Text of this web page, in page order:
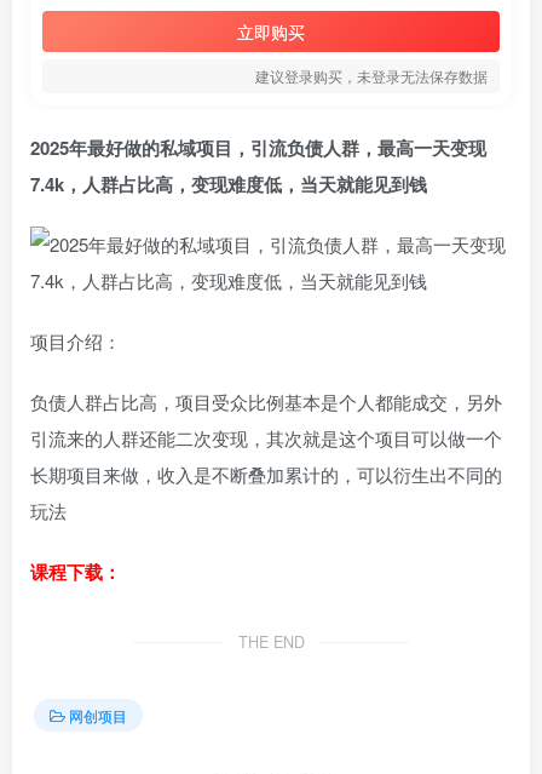
立即购买
建议登录购买，未登录无法保存数据
2025年最好做的私域项目 ，引流负债人群，最高一天变现
7.4k，人群占比高，变现难度低，当天就能见到钱
项目介绍：
负债人群占比高，项目受众比例基本是个人都能成交，另外
引流来的人群还能二次变现，其次就是这个项目可以做一个
长期项目来做，收入是不断叠加累计的，可以衍生出不同的
玩法
课程下载：
THE END
网创项目